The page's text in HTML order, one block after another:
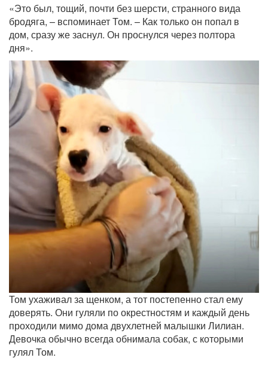
«Это был, тощий, почти без шерсти, странного вида
бродяга, – вспоминает Том. – Как только он попал в
дом, сразу же заснул. Он проснулся через полтора
дня».
Том ухаживал за щенком, а тот постепенно стал ему
доверять. Они гуляли по окрестностям и каждый день
проходили мимо дома двухлетней малышки Лилиан.
Девочка обычно всегда обнимала собак, с которыми
гулял Том.